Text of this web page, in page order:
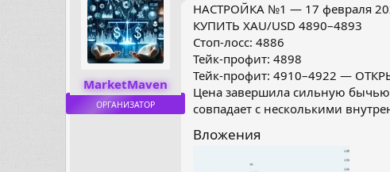
MarketMaven
ОРГАНИЗАТОР
НАСТРОЙКА №1 — 17 февраля
КУПИТЬ XAU/USD 4890–4893
Стоп-лосс: 4886
Тейк-профит: 4898
Тейк-профит: 4910–4922 —
Цена завершила сильную бычью
совпадает с несколькими
Вложения